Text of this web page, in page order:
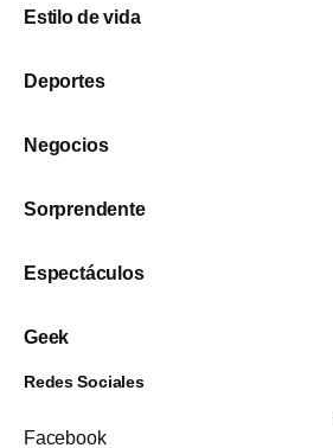
Estilo de vida
Deportes
Negocios
Sorprendente
Espectáculos
Geek
Redes Sociales
Facebook